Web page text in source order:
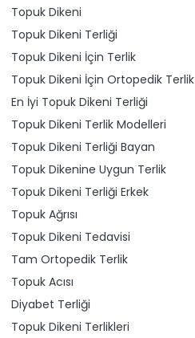
Topuk Dikeni
Topuk Dikeni Terliği
Topuk Dikeni İçin Terlik
Topuk Dikeni İçin Ortopedik Terlik
En İyi Topuk Dikeni Terliği
Topuk Dikeni Terlik Modelleri
Topuk Dikeni Terliği Bayan
Topuk Dikenine Uygun Terlik
Topuk Dikeni Terliği Erkek
Topuk Ağrısı
Topuk Dikeni Tedavisi
Tam Ortopedik Terlik
Topuk Acısı
Diyabet Terliği
Topuk Dikeni Terlikleri